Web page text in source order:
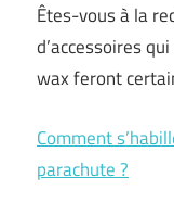
Êtes-vous à la
d’accessoires
wax feront
Comment
parachute ?